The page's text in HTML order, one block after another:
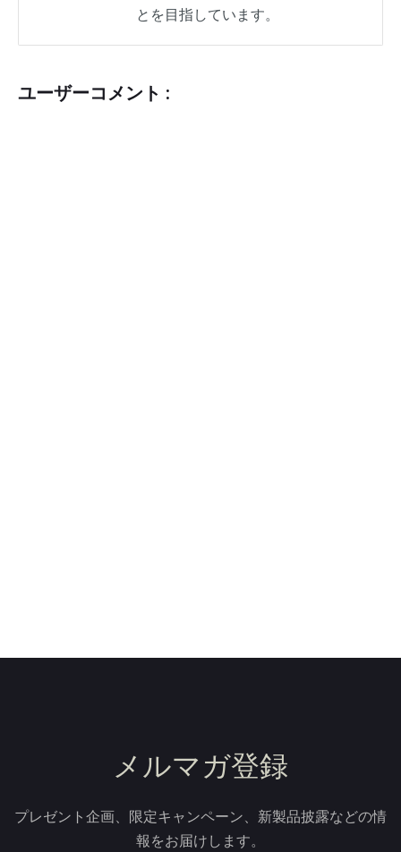
とを目指しています。
ユーザーコメント :
メルマガ登録
プレゼント企画、限定キャンペーン、新製品披露などの情
報をお届けします。